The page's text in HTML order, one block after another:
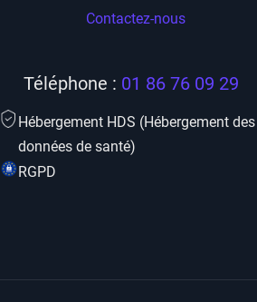
Contactez-nous
Téléphone : 01 86 76 09 29
Hébergement HDS (Hébergement des
données de santé)
RGPD